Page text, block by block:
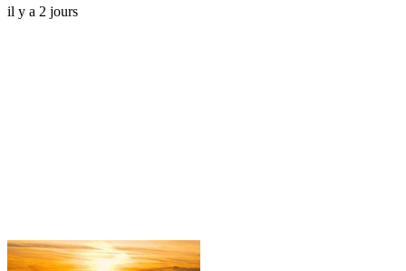
il y a 2 jours